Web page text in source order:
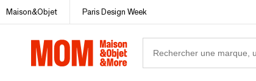
Maison&Objet Paris Design Week